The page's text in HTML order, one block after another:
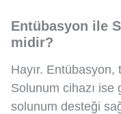
Entübasyon ile
midir?
Hayır.
Solunum cihazı ise
solunum desteği